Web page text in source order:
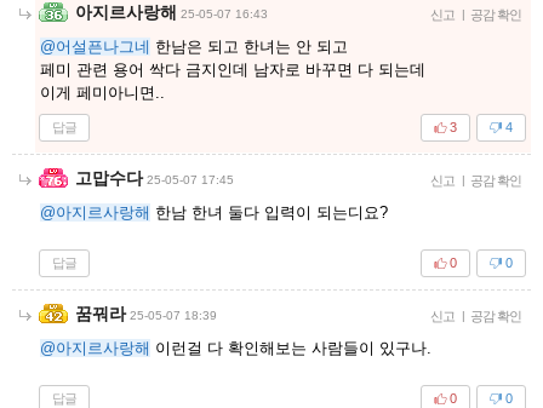
아지르사랑해 25-05-07 16:43 신고 | 공감 확인
@어설픈나그네 한남은 되고 한녀는 안 되고
페미 관련 용어 싹다 금지인데 남자로 바꾸면 다 되는데
이게 페미아니면..
답글 4
3
고맙수다 25-05-07 17:45 신고 | 공감 확인
@아지르사랑해 한남 한녀 둘다 입력이 되는디요?
답글 0
0
꿈꿔라 25-05-07 18:39 신고 | 공감 확인
@아지르사랑해 이런걸 다 확인해보는 사람들이 있구나.
답글 0
0